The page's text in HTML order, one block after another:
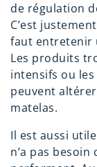
de régulation
C’est
faut entretenir
Les produits
intensifs ou
peuvent
matelas.
Il est aussi
n’a pas